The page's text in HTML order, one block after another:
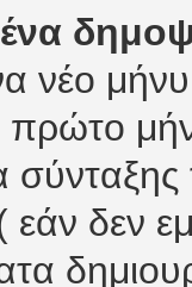
νέο
πρώτο
δεν